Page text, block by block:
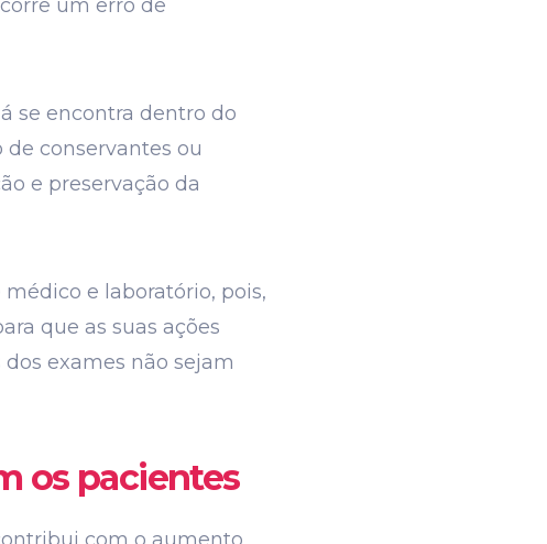
um erro de
se encontra dentro do
de conservantes ou
e preservação da
e laboratório, pois,
que as suas ações
exames não sejam
os pacientes